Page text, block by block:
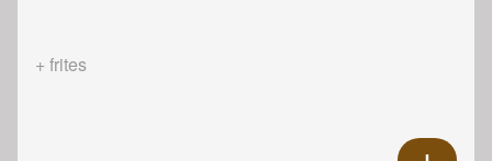
+ frites